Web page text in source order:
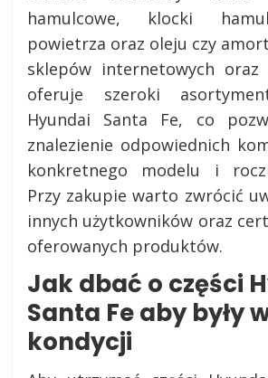
hamulcowe, klocki
powietrza oraz oleju czy
sklepów internetowych oraz
oferuje szeroki
Hyundai Santa Fe, co
znalezienie odpowiednich
konkretnego modelu i
Przy zakupie warto zwrócić
innych użytkowników oraz
oferowanych produktów.
Jak dbać o części
Santa Fe aby były
kondycji